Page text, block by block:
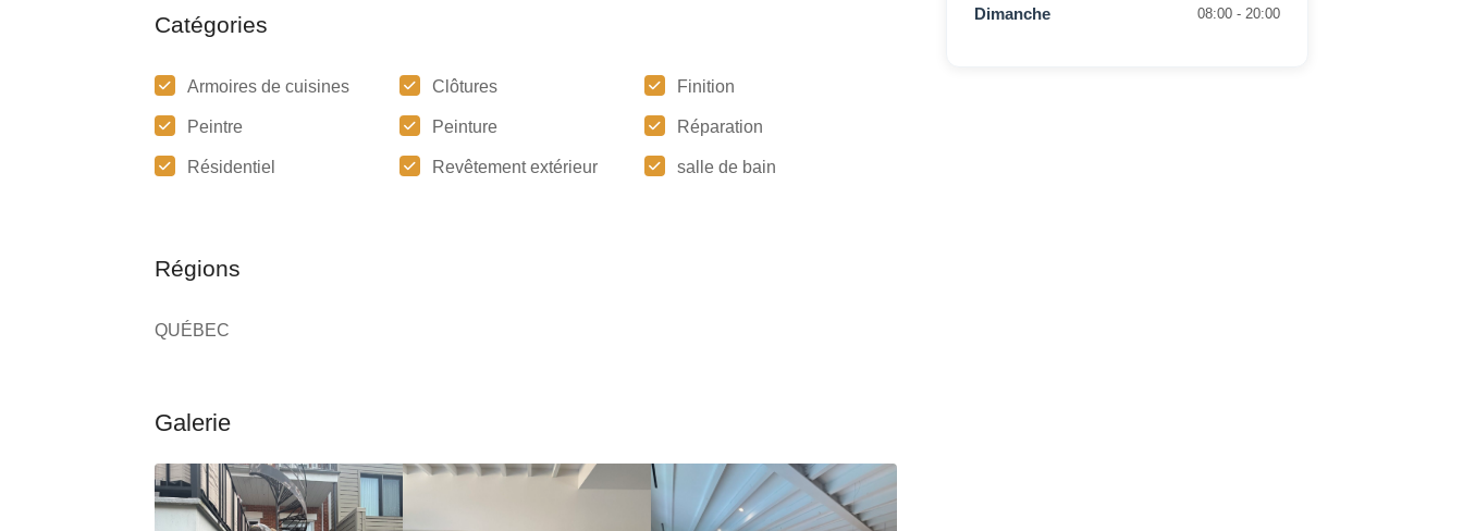
Catégories
Armoires de cuisines Clôtures Finition
Peintre Peinture Réparation
Résidentiel Revêtement extérieur salle de bain
Régions
QUÉBEC
Dimanche 08:00 - 20:00